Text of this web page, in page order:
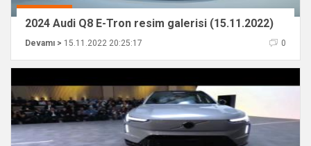
2024 Audi Q8 E-Tron resim galerisi (15.11.2022)
Devamı > 15.11.2022 20:25:17 0